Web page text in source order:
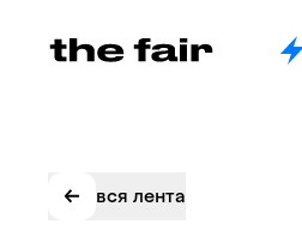
вся лента